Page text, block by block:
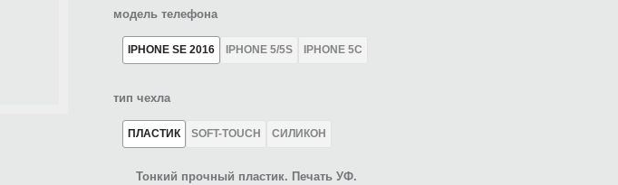
модель телефона
IPHONE SE 2016 IPHONE 5/5S IPHONE 5C
тип чехла
ПЛАСТИК SOFT-TOUCH СИЛИКОН
Тонкий прочный пластик. Печать УФ.